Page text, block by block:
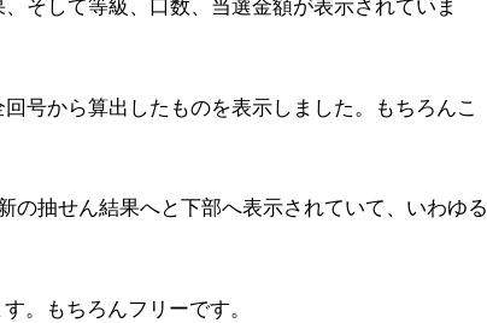
そして等級、口数、当選金額が表示されていま
号から算出したものを表示しました。もちろんこ
の抽せん結果へと下部へ表示されていて、いわゆる
。もちろんフリーです。